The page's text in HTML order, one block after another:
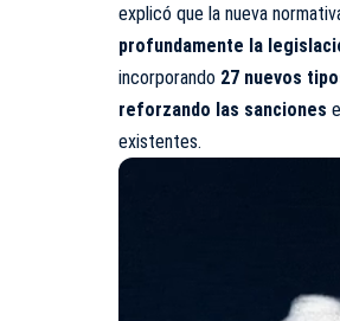
explicó que la nueva
profundamente la
incorporando 27 nuevos
reforzando las sanciones
existentes.